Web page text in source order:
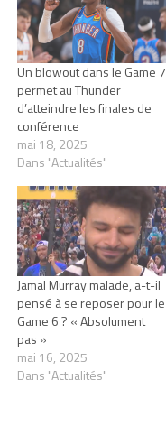
Un blowout dans le Game 7
permet au Thunder
d’atteindre les finales de
conférence
mai 18, 2025
Dans "Actualités"
Jamal Murray malade, a-t-il
pensé à se reposer pour le
Game 6 ? « Absolument
pas »
mai 16, 2025
Dans "Actualités"